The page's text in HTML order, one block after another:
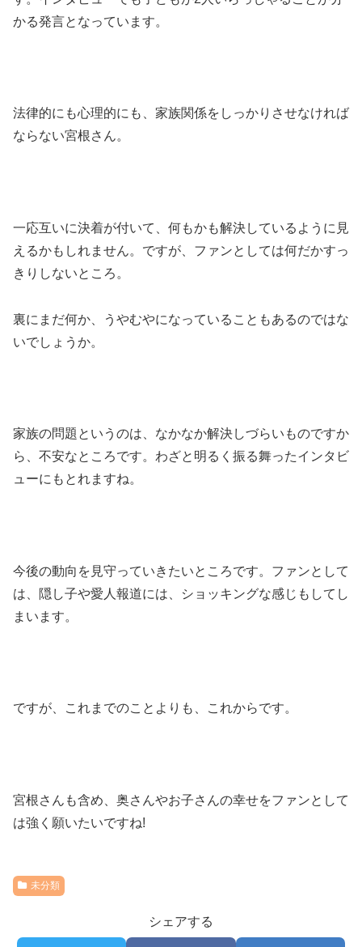
かる発言となっています。
法律的にも心理的にも、家族関係をしっかりさせなければ
ならない宮根さん。
一応互いに決着が付いて、何もかも解決しているように見
えるかもしれません。ですが、ファンとしては何だかすっ
きりしないところ。
裏にまだ何か、うやむやになっていることもあるのではな
いでしょうか。
家族の問題というのは、なかなか解決しづらいものですか
ら、不安なところです。わざと明るく振る舞ったインタビ
ューにもとれますね。
今後の動向を見守っていきたいところです。 ファンとして
は、隠し子や愛人報道には、ショッキングな感じもしてし
まいます。
ですが、これまでのことよりも、これからです。
宮根さんも含め、奥さんやお子さんの幸せをファンとして
は強く願いたいですね!
未分類
シェアする